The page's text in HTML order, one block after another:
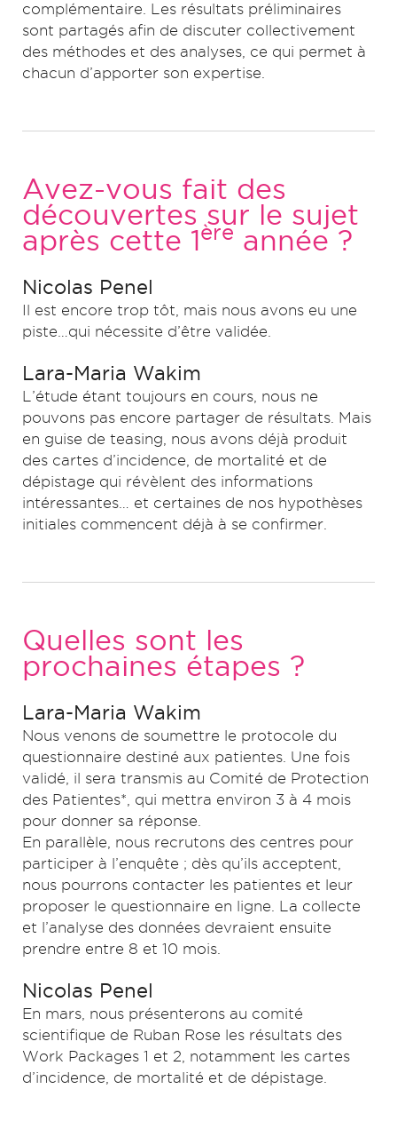
complémentaire. Les résultats préliminaires
sont partagés afin de discuter collectivement
des méthodes et des analyses, ce qui permet à
chacun d’apporter son expertise.
Avez-vous fait des
découvertes sur le sujet
après cette 1ère année ?
Nicolas Penel
Il est encore trop tôt, mais nous avons eu une
piste…qui nécessite d’être validée.
Lara-Maria Wakim
L’étude étant toujours en cours, nous ne
pouvons pas encore partager de résultats. Mais
en guise de teasing, nous avons déjà produit
des cartes d’incidence, de mortalité et de
dépistage qui révèlent des informations
intéressantes… et certaines de nos hypothèses
initiales commencent déjà à se confirmer.
Quelles sont les
prochaines étapes ?
Lara-Maria Wakim
Nous venons de soumettre le protocole du
questionnaire destiné aux patientes. Une fois
validé, il sera transmis au Comité de Protection
des Patientes*, qui mettra environ 3 à 4 mois
pour donner sa réponse.
En parallèle, nous recrutons des centres pour
participer à l’enquête ; dès qu’ils acceptent,
nous pourrons contacter les patientes et leur
proposer le questionnaire en ligne. La collecte
et l’analyse des données devraient ensuite
prendre entre 8 et 10 mois.
Nicolas Penel
En mars, nous présenterons au comité
scientifique de Ruban Rose les résultats des
Work Packages 1 et 2, notamment les cartes
d’incidence, de mortalité et de dépistage.